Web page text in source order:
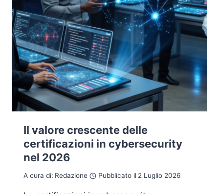
Il valore crescente delle
certificazioni in cybersecurity
nel 2026
A cura di: Redazione Pubblicato il 2 Luglio 2026